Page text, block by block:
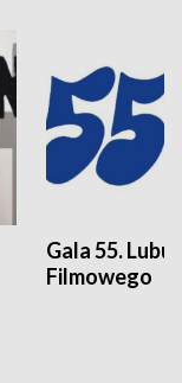
Gala 55.
Filmowego